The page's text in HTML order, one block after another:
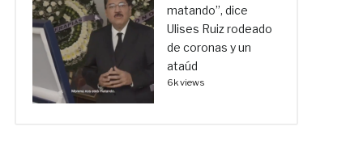
matando”, dice
Ulises Ruiz rodeado
de coronas y un
ataúd
6k views